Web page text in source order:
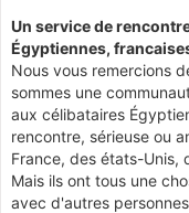
Un service de
Égyptiennes,
Nous vous remercions
sommes une
aux célibataires
rencontre, sérieuse ou
France, des états-Unis,
Mais ils ont tous une
avec d'autres